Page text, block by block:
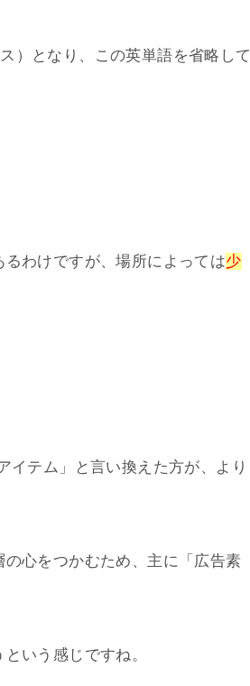
）となり、この英単語を省略して
わけですが、場所によっては少
イテム」と言い換えた方が、より
心をつかむため、主に「広告素
いう感じですね。